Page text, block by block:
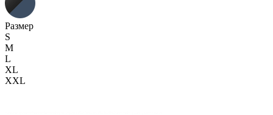
Размер
S
M
L
XL
XXL